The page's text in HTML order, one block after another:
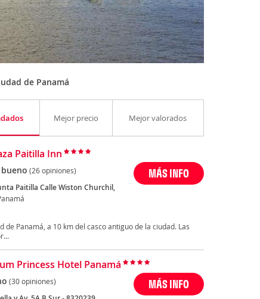
de Panamá
Mejor precio Mejor valorados
Paitilla Inn
(26 opiniones)
Paitilla Calle Wiston Churchil,
MÁS INFO
de Panamá, a 10 km del casco antiguo de la ciudad. Las
Princess Hotel Panamá
(30 opiniones) MÁS INFO